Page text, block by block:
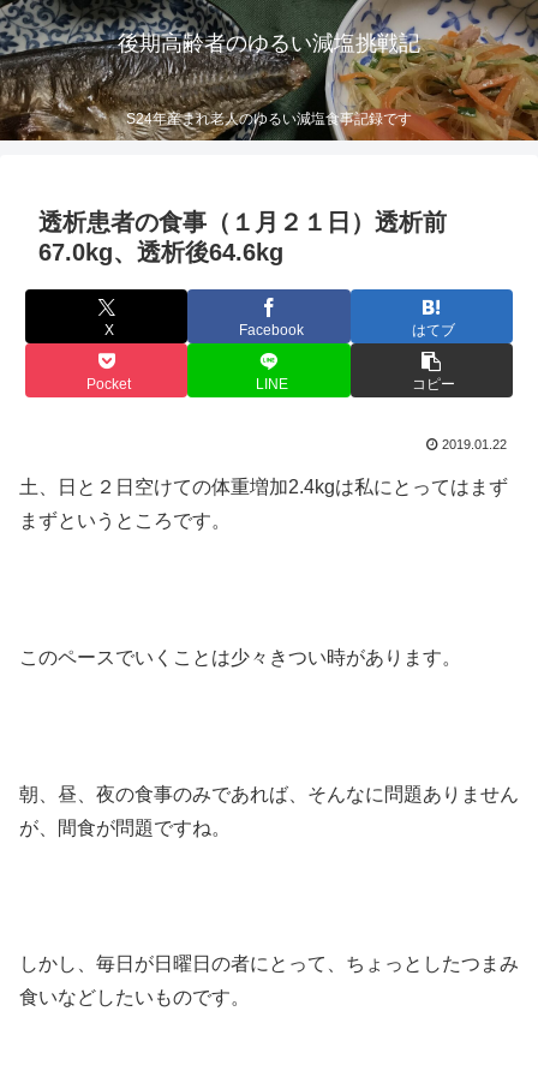
後期高齢者のゆるい減塩挑戦記
S24年産まれ老人のゆるい減塩食事記録です
透析患者の食事（１月２１日）透析前
67.0kg、透析後64.6kg
X Facebook はてブ
Pocket LINE コピー
2019.01.22
土、日と２日空けての体重増加2.4kgは私にとってはまず
まずというところです。
このペースでいくことは少々きつい時があります。
朝、昼、夜の食事のみであれば、そんなに問題ありません
が、間食が問題ですね。
しかし、毎日が日曜日の者にとって、ちょっとしたつまみ
食いなどしたいものです。